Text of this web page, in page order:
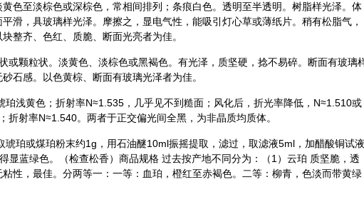
色至淡棕色或深棕色，常相间排列；条痕白色。透明至半透明。树脂样光泽。体
滑，具玻璃样光泽。摩擦之，显电气性，能吸引灯心草或薄纸片。稍有松脂气，
整齐、色红、质脆、断面光亮者为佳。
或颗粒状。淡黄色、淡棕色或黑褐色。有光泽，质坚硬，捻不易碎。断面有玻璃
石感。以色黄棕、断面有玻璃光泽者为佳。
珀浅黄色；折射率N≈1.535，几乎见不到糙面；风化后，折光率降低，N≈1.510或
折射率N≈1.540。两者于正交偏光间全黑，为非晶质均质体。
琥珀或煤珀粉末约1g，用石油醚10ml振摇提取，滤过，取滤液5ml，加醋酸铜试液
显蓝绿色。（检查松香）商品规格 过去按产地不同分为：（1）云珀 质坚脆，透
性，最佳。分两等一：一等：血珀，橙红至赤褐色。二等：柳青，色淡而带黄绿